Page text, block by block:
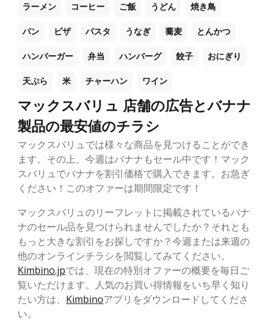
ラーメン コーヒー ご飯 うどん 焼き鳥
パン ピザ パスタ うなぎ 蕎麦 とんかつ
ハンバーガー 弁当 ハンバーグ 餃子 おにぎり
天ぷら 米 チャーハン ワイン
マックスバリュ 店舗の広告とバナナ
製品の最安値のチラシ
マックスバリュでは様々な商品を見つけることができ
ます。その上、今週はバナナもセール中です！マック
スバリュでバナナを割引価格で購入できます。お急ぎ
ください！このオファーは期間限定です！
マックスバリュのリーフレットに掲載されているバナ
ナのセール品を見つけられませんでしたか？それとも
もっと大きな割引をお探しですか？今週または来週の
他のオンラインチラシを閲覧してみてください。
Kimbino.jpでは、現在の特別オファーの概要を毎日ご
覧いただけます。人気のお買い得情報をいち早く知り
たい方は、 Kimbinoアプリをダウンロードしてくださ
い。